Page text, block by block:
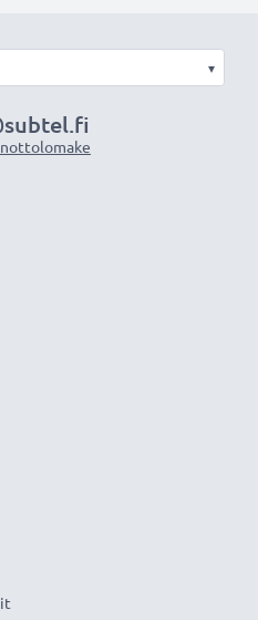
laitteista)
tai ihan vain kotona.
kapasiteetilla ja 11.25V
ja turvallisesti virtaa
kansainvälinen
▾